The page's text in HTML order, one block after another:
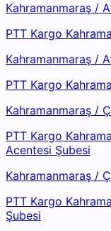
Kahramanmaraş /
PTT Kargo
Kahramanmaraş /
PTT Kargo
Kahramanmaraş /
PTT Kargo
Acentesi Şubesi
Kahramanmaraş /
PTT Kargo
Şubesi